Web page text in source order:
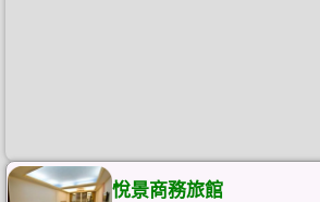
悅景商務旅館